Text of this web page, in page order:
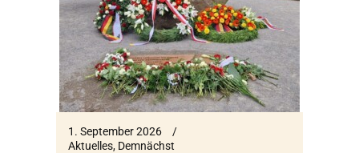
1. September 2026
Aktuelles, Demnächst